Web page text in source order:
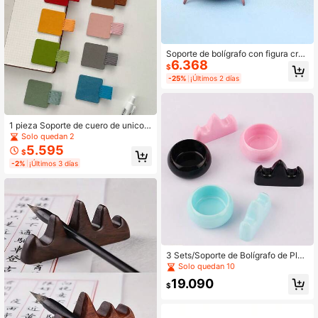
1 pieza Soporte de cuero de unicolo
r y marcador de páginas, marcador
de páginas portátil minimalista y elá
stico antiperidida, adecuado para e
studiantes, oficina, planificador, cua
Solo quedan 2
$5.595
-2% ¡Últimos 3 días
Soporte de bolígrafo con figura crea
tiva de cangrejo levantador de pesa
s, organizador de escritorio, soporte
de papelería
$6.368
-25% ¡Últimos 2 días
3 Sets/Soporte de Bolígrafo de Plás
tico + Soporte de Pincel (3 Colores)
Adecuado para Exhibición de Sopor
te de Bolígrafo con Forma de Monta
Solo quedan 10
$19.090